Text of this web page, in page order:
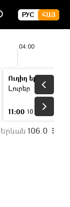
РУС ՀԱՅ
04:00
Ուղիղ եթեր
Լուրեր
11:00 10 ր
106.0